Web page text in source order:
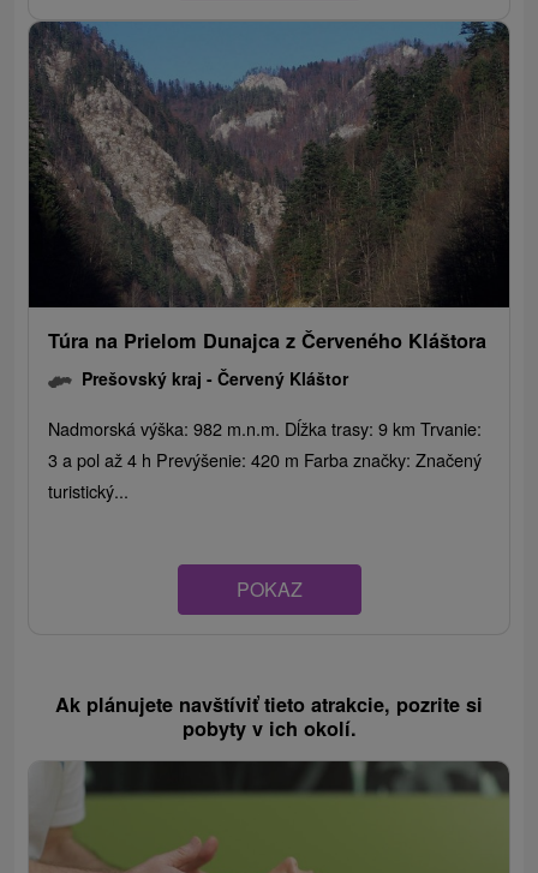
Túra na Prielom Dunajca z Červeného Kláštora
Prešovský kraj -Červený Kláštor
Nadmorská výška: 982 m.n.m. Dĺžka trasy: 9 km Trvanie:
3 a pol až 4 h Prevýšenie: 420 m Farba značky: Značený
turistický...
POKAZ
Ak plánujete navštíviť tieto atrakcie, pozrite si
pobyty v ich okolí.